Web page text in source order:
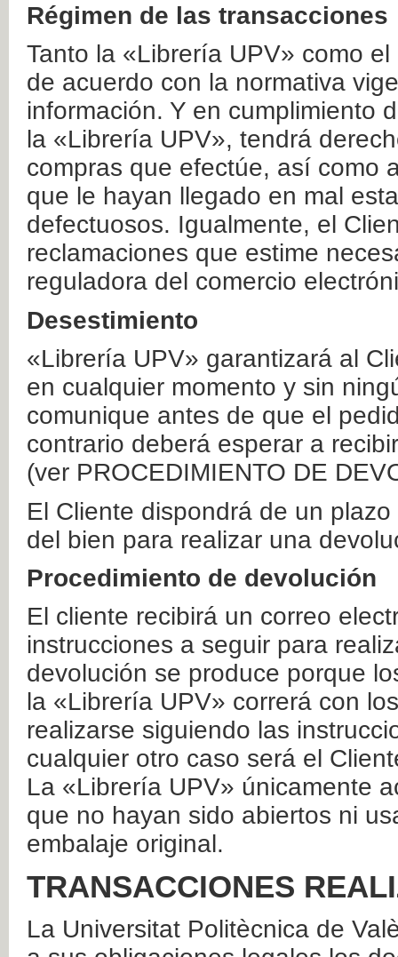
Régimen de las transacciones
Tanto la «Librería UPV» como
de acuerdo con la normativa
información. Y en cumplimiento
la «Librería UPV», tendrá
compras que efectúe, así como
que le hayan llegado en mal
defectuosos. Igualmente, el
reclamaciones que estime
reguladora del comercio
Desestimiento
«Librería UPV» garantizará al
en cualquier momento y sin
comunique antes de que el
contrario deberá esperar a
(ver PROCEDIMIENTO DE
El Cliente dispondrá de un
del bien para realizar una
Procedimiento de devolución
El cliente recibirá un correo
instrucciones a seguir para
devolución se produce porque
la «Librería UPV» correrá con
realizarse siguiendo las
cualquier otro caso será el
La «Librería UPV» únicamente
que no hayan sido abiertos ni
embalaje original.
TRANSACCIONES
La Universitat Politècnica de